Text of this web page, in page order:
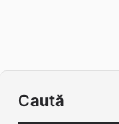
Caută